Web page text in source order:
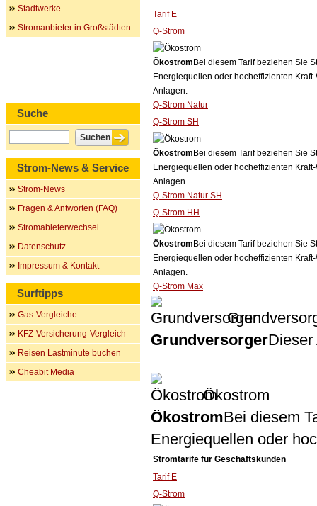
Tarif E
Q-Strom
Ökostrom Bei diesem Tarif beziehen Sie
Energiequellen oder hocheffizienten
Anlagen.
Q-Strom Natur
Q-Strom SH
Ökostrom Bei diesem Tarif beziehen Sie
Energiequellen oder hocheffizienten
Anlagen.
Q-Strom Natur SH
Q-Strom HH
Ökostrom Bei diesem Tarif beziehen Sie
Energiequellen oder hocheffizienten
Anlagen.
Q-Strom Max
GrundversorgerDieser
Ökostrom
ÖkostromBei diesem
Energiequellen oder
Stromtarife für Geschäftskunden
Tarif E
Q-Strom
Stadtwerke
Stromanbieter in Großstädten
Suche
Strom-News & Service
Strom-News
Fragen & Antworten (FAQ)
Stromabieterwechsel
Datenschutz
Impressum & Kontakt
Surftipps
Gas-Vergleiche
KFZ-Versicherung-Vergleich
Reisen Lastminute buchen
Cheabit Media